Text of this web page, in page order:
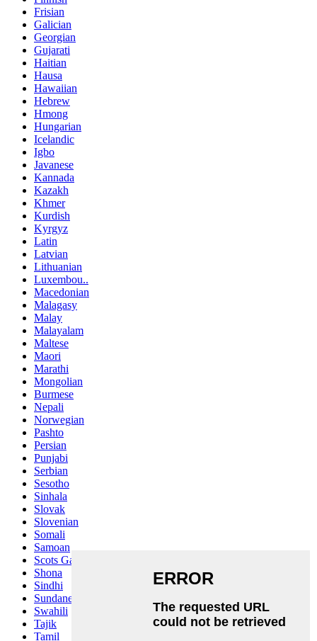
Frisian
Galician
Georgian
Gujarati
Haitian
Hausa
Hawaiian
Hebrew
Hmong
Hungarian
Icelandic
Igbo
Javanese
Kannada
Kazakh
Khmer
Kurdish
Kyrgyz
Latin
Latvian
Lithuanian
Luxembou..
Macedonian
Malagasy
Malay
Malayalam
Maltese
Maori
Marathi
Mongolian
Burmese
Nepali
Norwegian
Pashto
Persian
Punjabi
Serbian
Sesotho
Sinhala
Slovak
Slovenian
Somali
Samoan
Scots Gaelic
Shona
Sindhi
Sundanese
Swahili
Tajik
Tamil